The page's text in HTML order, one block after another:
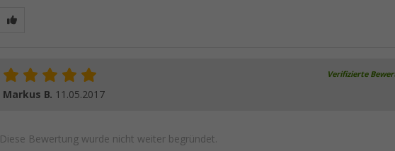
Verifizierte
Markus B. 11.05.2017
Diese Bewertung wurde nicht weiter begründet.